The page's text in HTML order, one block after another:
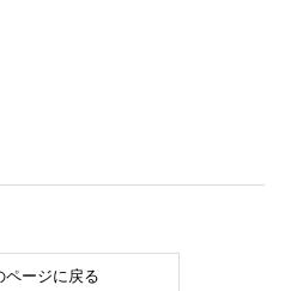
ページに戻る